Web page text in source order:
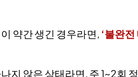
약간 생긴 경우라면, ‘불완전
지 않은 상태라면, 주 1~2회